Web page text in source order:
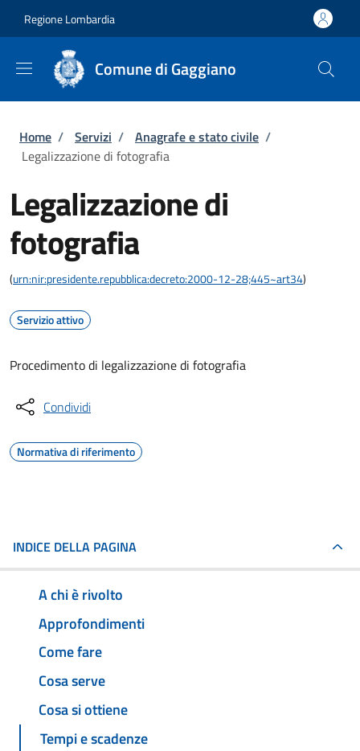
Regione Lombardia
Comune di Gaggiano
Briciole di pane
Home / Servizi / Anagrafe e stato civile /
Legalizzazione di fotografia
Legalizzazione di
fotografia
(urn:nir:presidente.repubblica:decreto:2000-12-28;445~art34)
Servizio attivo
Procedimento di legalizzazione di fotografia
Condividi
Normativa di riferimento
INDICE DELLA PAGINA
A chi è rivolto
Approfondimenti
Come fare
Cosa serve
Cosa si ottiene
Tempi e scadenze